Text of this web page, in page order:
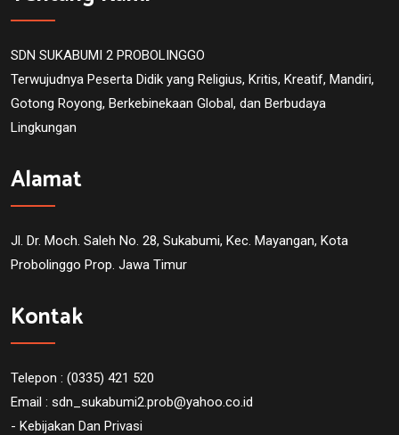
SDN SUKABUMI 2 PROBOLINGGO
Terwujudnya Peserta Didik yang Religius, Kritis, Kreatif, Mandiri,
Gotong Royong, Berkebinekaan Global, dan Berbudaya
Lingkungan
Alamat
Jl. Dr. Moch. Saleh No. 28, Sukabumi, Kec. Mayangan, Kota
Probolinggo Prop. Jawa Timur
Kontak
Telepon : (0335) 421 520
Email : sdn_sukabumi2.prob@yahoo.co.id
- Kebijakan Dan Privasi